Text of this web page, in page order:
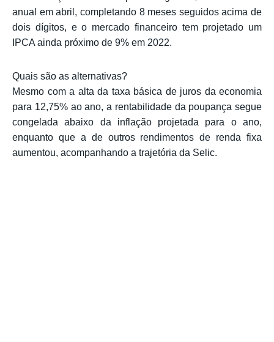
anual em abril, completando 8 meses seguidos acima de
dois dígitos, e o mercado financeiro tem projetado um
IPCA ainda próximo de 9% em 2022.
Quais são as alternativas?
Mesmo com a alta da taxa básica de juros da economia
para 12,75% ao ano, a rentabilidade da poupança segue
congelada abaixo da inflação projetada para o ano,
enquanto que a de outros rendimentos de renda fixa
aumentou, acompanhando a trajetória da Selic.